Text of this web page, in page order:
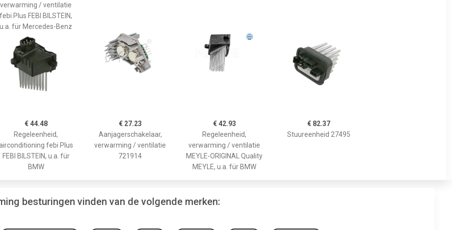
verwarming / ventilatie
febi Plus FEBI BILSTEIN,
u.a. für Mercedes-Benz
€ 44.48
Regeleenheid,
airconditioning febi Plus
FEBI BILSTEIN, u.a. für
BMW
€ 27.23
Aanjagerschakelaar,
verwarming / ventilatie
721914
€ 42.93
Regeleenheid,
verwarming / ventilatie
MEYLE-ORIGINAL Quality
MEYLE, u.a. für BMW
€ 82.37
Stuureenheid 27495
besturingen vinden van de volgende merken: